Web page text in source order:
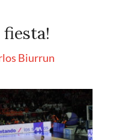
fiesta!
Biurrun